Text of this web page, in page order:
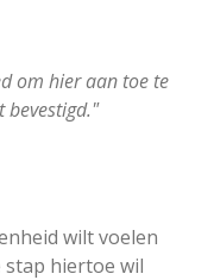
om hier aan toe te
bevestigd."
wilt voelen
stap hiertoe wil